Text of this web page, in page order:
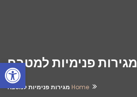
מגירות פנימיות למטבח
Home מגירות פנימיות למטבח